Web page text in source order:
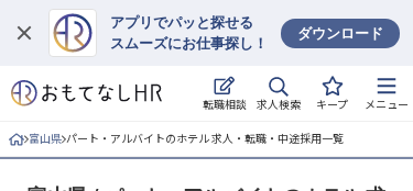
アプリでパッと探せる
スムーズにお仕事探し！
ダウンロード
転職相談 求人検索 キープ メニュー
ログイン
求人・施設を探す
富山県 パート・アルバイトのホテル 求人・転職・中途採用一覧